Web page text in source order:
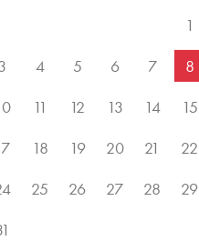
1
4 5 6 7 8
11 12 13 14 15
18 19 20 21 22
25 26 27 28 29